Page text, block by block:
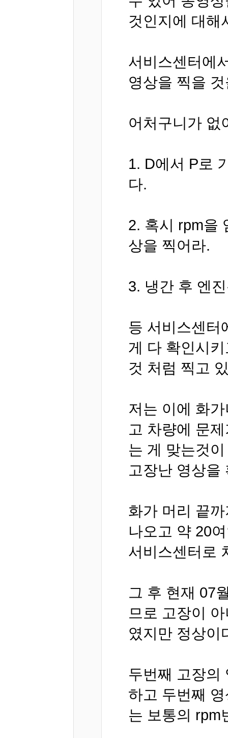
것인지에 대해
서비스센터에
영상을 찍을
어처구니가 없
1. D에서 P로
다.
2. 혹시 rpm을
상을 찍어라.
3. 냉간 후 엔
등 서비스센터
게 다 확인시
것 처럼 찍고
저는 이에 화
고 차량에 문
는 게 맞는것
고장난 영상을
화가 머리 끝
나오고 약 20
서비스센터로
그 후 현재 07
므로 고장이
였지만 정상이
두번째 고장의
하고 두번째
는 보통의 rpm